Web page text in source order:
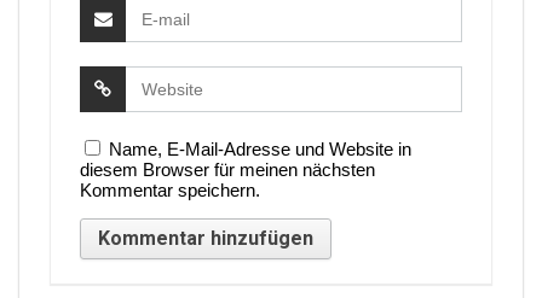
Name, E-Mail-Adresse und Website in
diesem Browser für meinen nächsten
Kommentar speichern.